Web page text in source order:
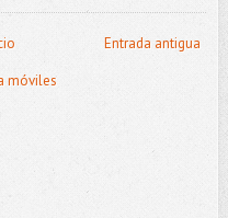
Entrada antigua
móviles